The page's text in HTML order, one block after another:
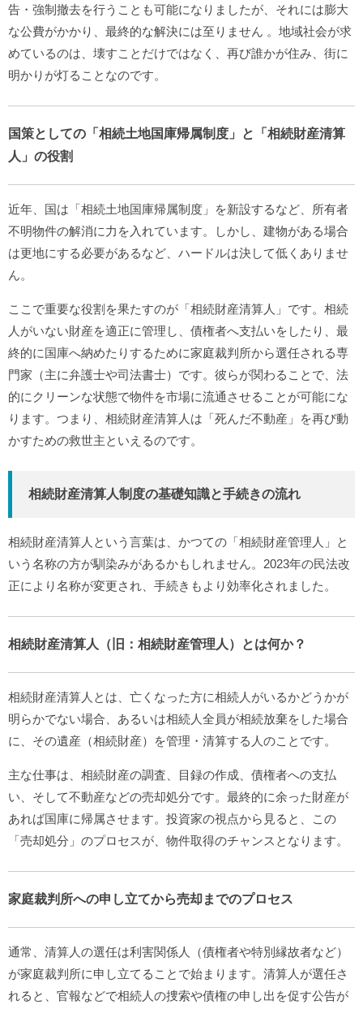
告・強制撤去を行うことも可能になりましたが、それには膨大
な公費がかかり、最終的な解決には至りません 。地域社会が求
めているのは、壊すことだけではなく、再び誰かが住み、街に
明かりが灯ることなのです。
国策としての「相続土地国庫帰属制度」と「相続財産清算
人」の役割
近年、国は「相続土地国庫帰属制度」を新設するなど、所有者
不明物件の解消に力を入れています。しかし、建物がある場合
は更地にする必要があるなど、ハードルは決して低くありませ
ん。
ここで重要な役割を果たすのが「相続財産清算人」です。相続
人がいない財産を適正に管理し、債権者へ支払いをしたり、最
終的に国庫へ納めたりするために家庭裁判所から選任される専
門家（主に弁護士や司法書士）です。彼らが関わることで、法
的にクリーンな状態で物件を市場に流通させることが可能にな
ります。つまり、相続財産清算人は「死んだ不動産」を再び動
かすための救世主といえるのです。
相続財産清算人制度の基礎知識と手続きの流れ
相続財産清算人という言葉は、かつての「相続財産管理人」と
いう名称の方が馴染みがあるかもしれません。2023年の民法改
正により名称が変更され、手続きもより効率化されました。
相続財産清算人（旧：相続財産管理人）とは何か？
相続財産清算人とは、亡くなった方に相続人がいるかどうかが
明らかでない場合、あるいは相続人全員が相続放棄をした場合
に、その遺産（相続財産）を管理・清算する人のことです。
主な仕事は、相続財産の調査、目録の作成、債権者への支払
い、そして不動産などの売却処分です。最終的に余った財産が
あれば国庫に帰属させます。投資家の視点から見ると、この
「売却処分」のプロセスが、物件取得のチャンスとなります。
家庭裁判所への申し立てから売却までのプロセス
通常、清算人の選任は利害関係人（債権者や特別縁故者など）
が家庭裁判所に申し立てることで始まります。清算人が選任さ
れると、官報などで相続人の捜索や債権の申し出を促す公告が